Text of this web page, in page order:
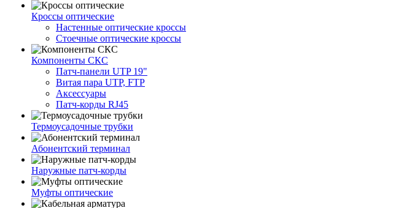
Кроссы оптические
Настенные оптические кроссы
Стоечные оптические кроссы
Компоненты СКС
Патч-панели UTP 19"
Витая пара UTP, FTP
Аксессуары
Патч-корды RJ45
Термоусадочные трубки
Абонентский терминал
Наружные патч-корды
Муфты оптические